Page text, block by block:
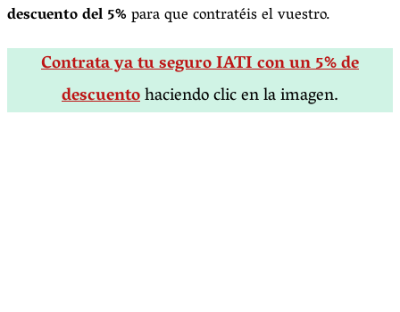
descuento del 5%para que contratéis el vuestro.
Contrata ya tu seguro IATI con un 5% de
descuentohaciendo clic en la imagen.